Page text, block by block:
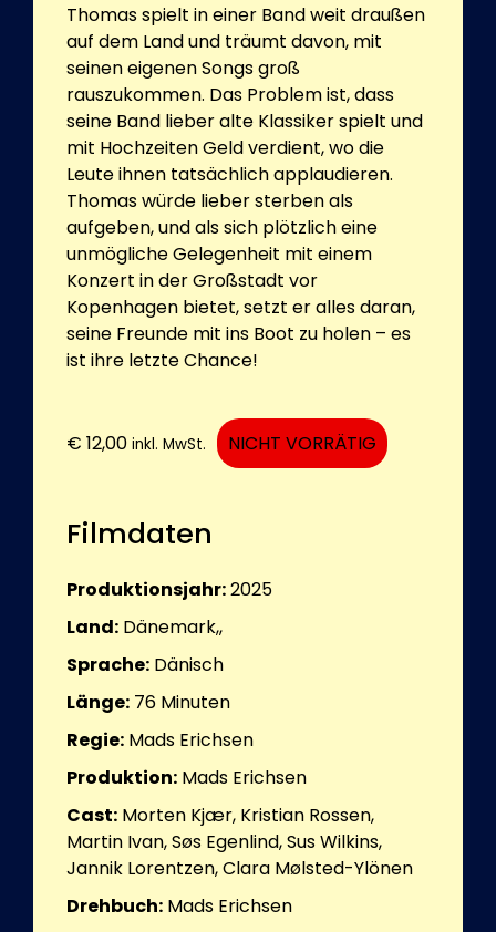
Thomas spielt in einer Band weit draußen
auf dem Land und träumt davon, mit
seinen eigenen Songs groß
rauszukommen. Das Problem ist, dass
seine Band lieber alte Klassiker spielt und
mit Hochzeiten Geld verdient, wo die
Leute ihnen tatsächlich applaudieren.
Thomas würde lieber sterben als
aufgeben, und als sich plötzlich eine
unmögliche Gelegenheit mit einem
Konzert in der Großstadt vor
Kopenhagen bietet, setzt er alles daran,
seine Freunde mit ins Boot zu holen – es
ist ihre letzte Chance!
€ 12,00 inkl. MwSt. NICHT VORRÄTIG
Filmdaten
Produktionsjahr:2025
Land: Dänemark,,
Sprache: Dänisch
Länge: 76 Minuten
Regie: Mads Erichsen
Produktion: Mads Erichsen
Cast: Morten Kjær, Kristian Rossen,
Martin Ivan, Søs Egenlind, Sus Wilkins,
Jannik Lorentzen, Clara Mølsted-Ylönen
Drehbuch: Mads Erichsen